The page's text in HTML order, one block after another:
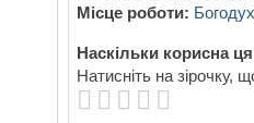
Місце роботи:
Наскільки корисна
Натисніть на зірочку,